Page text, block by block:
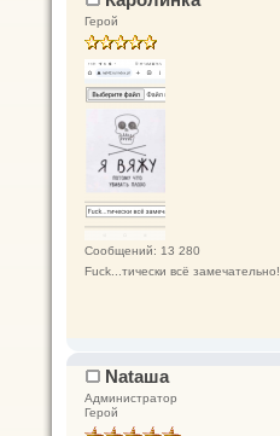
Герой
Сообщений: 13 280
Fuck...тически всё замечательно!
Nataшa
Администратор
Герой